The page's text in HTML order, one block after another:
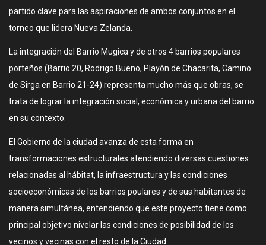
partido clave para las aspiraciones de ambos conjuntos en el
torneo que lidera Nueva Zelanda.
La integración del Barrio Mugica y de otros 4 barrios populares
porteños (Barrio 20, Rodrigo Bueno, Playón de Chacarita, Camino
de Sirga en Barrio 21-24) representa mucho más que obras, se
trata de lograr la integración social, económica y urbana del barrio
en su contexto.
El Gobierno de la ciudad avanza de esta forma en
transformaciones estructurales atendiendo diversas cuestiones
relacionadas al hábitat, la infraestructura y las condiciones
socioeconómicas de los barrios poulares y de sus habitantes de
manera simultánea, entendiendo que este proyecto tiene como
principal objetivo nivelar las condiciones de posibilidad de los
vecinos y vecinas con el resto de la Ciudad.